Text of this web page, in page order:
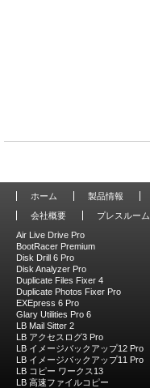
ホーム 製品情報
会社概要
プレスルーム
Air Live Drive Pro
BootRacer Premium
Disk Drill 6 Pro
Disk Analyzer Pro
Duplicate Files Fixer 4
Duplicate Photos Fixer Pro
EXEpress 6 Pro
Glary Utilities Pro 6
LB Mail Sitter 2
LB アクセスログ3 Pro
LB イメージバックアップ12 Pro
LB イメージバックアップ11 Pro
LB コピー ワークス13
LB 高速ファイルコピー